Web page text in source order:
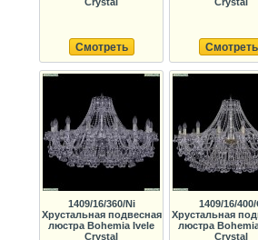
Смотреть Смотреть
1409/16/360/Ni
Хрустальная подвесная
люстра Bohemia Ivele
Crystal
1409/16/400/
Хрустальная
люстра
Crystal